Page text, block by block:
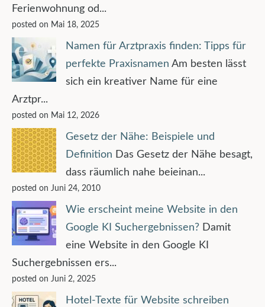
Ferienwohnung od...
posted on Mai 18, 2025
Namen für Arztpraxis finden: Tipps für
perfekte Praxisnamen Am besten lässt
sich ein kreativer Name für eine
Arztpr...
posted on Mai 12, 2026
Gesetz der Nähe: Beispiele und
Definition Das Gesetz der Nähe besagt,
dass räumlich nahe beieinan...
posted on Juni 24, 2010
Wie erscheint meine Website in den
Google KI Suchergebnissen? Damit
eine Website in den Google KI
Suchergebnissen ers...
posted on Juni 2, 2025
Hotel-Texte für Website schreiben